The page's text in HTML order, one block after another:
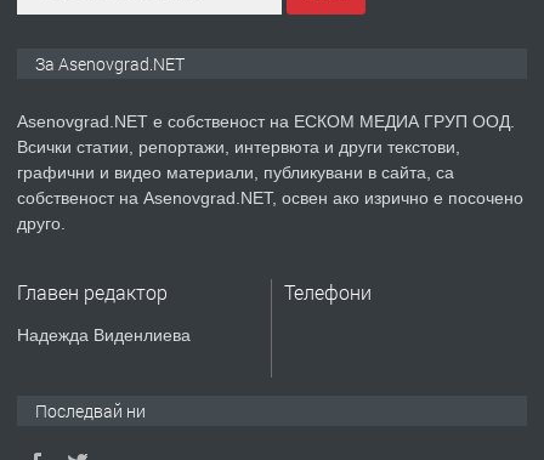
преди 2 години
ПРЕДЛАГА
Давам индивидуалани уроци по
ремонт на покриви
За Asenovgrad.NET
Asenovgrad.NET е собственост на ЕСКОМ МЕДИА ГРУП ООД.
Всички статии, репортажи, интервюта и други текстови,
графични и видео материали, публикувани в сайта, са
собственост на Asenovgrad.NET, освен ако изрично е посочено
друго.
Главен редактор
Надежда Виденлиева
Телефони
Последвай ни